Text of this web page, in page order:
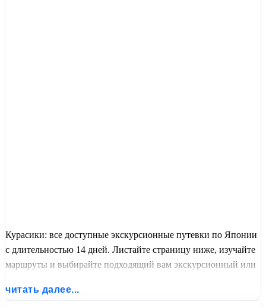
Курасики: все доступные экскурсионные путевки по Японии
с длительностью 14 дней. Листайте страницу ниже, изучайте
маршруты и выбирайте подходящий вам экскурсионный или
читать далее...